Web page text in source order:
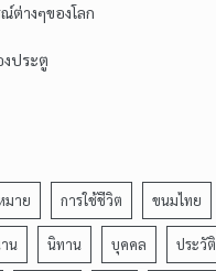
ต่างๆของโลก
งประตู
มาย การใช้ชีวิต ขนมไทย
น นิทาน บุคคล ประวัติ